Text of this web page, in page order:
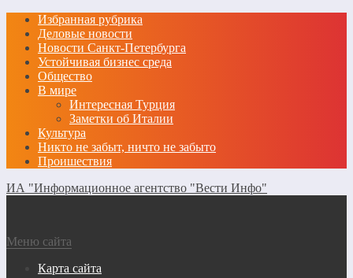
Избранная рубрика
Деловые новости
Новости Санкт-Петербурга
Устойчивая бизнес среда
Общество
В мире
Интересная Турция
Заметки об Италии
Культура
Никто не забыт, ничто не забыто
Проишествия
ИА "Информационное агентство "Вести Инфо"
Меню сайта
Карта сайта